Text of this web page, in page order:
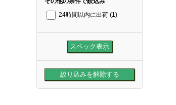
24時間以内に出荷 (1)